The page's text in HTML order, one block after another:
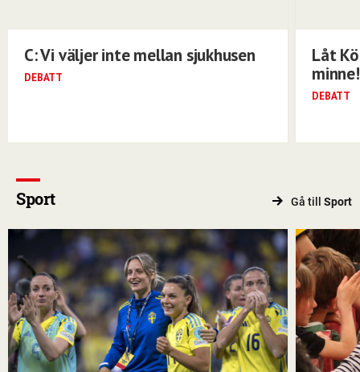
C: Vi väljer inte mellan sjukhusen
DEBATT
Låt
minne!
DEBATT
Sport Gå till Sport